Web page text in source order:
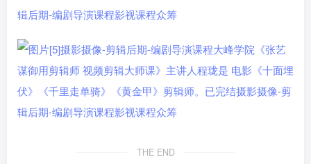
THE END